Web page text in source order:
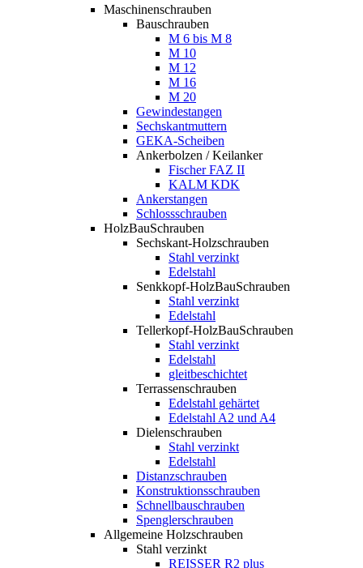
Maschinenschrauben
Bauschrauben
M 6 bis M 8
M 10
M 12
M 16
M 20
Gewindestangen
Sechskantmuttern
GEKA-Scheiben
Ankerbolzen / Keilanker
Fischer FAZ II
KALM KDK
Ankerstangen
Schlossschrauben
HolzBauSchrauben
Sechskant-Holzschrauben
Stahl verzinkt
Edelstahl
Senkkopf-HolzBauSchrauben
Stahl verzinkt
Edelstahl
Tellerkopf-HolzBauSchrauben
Stahl verzinkt
Edelstahl
gleitbeschichtet
Terrassenschrauben
Edelstahl gehärtet
Edelstahl A2 und A4
Dielenschrauben
Stahl verzinkt
Edelstahl
Distanzschrauben
Konstruktionsschrauben
Schnellbauschrauben
Spenglerschrauben
Allgemeine Holzschrauben
Stahl verzinkt
REISSER R2 plus